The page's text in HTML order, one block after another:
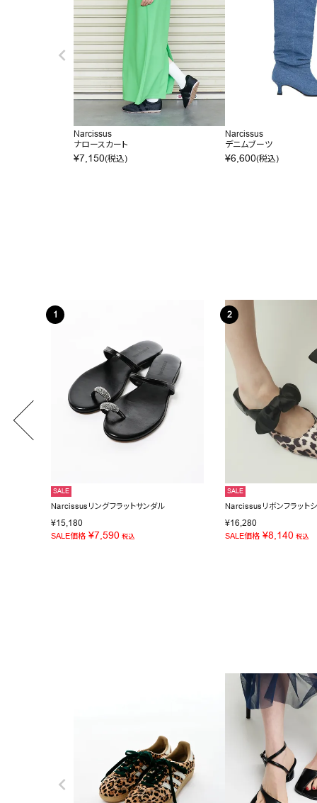
Narcissus
ナロースカート
¥7,150(税込)
Narcissus
デニムブーツ
¥6,600(税込)
SALE
Narcissusリングフラットサンダル
¥15,180
SALE価格 ¥7,590 税込
SALE
Narcissusリボンフラット
¥16,280
SALE価格 ¥8,140 税込